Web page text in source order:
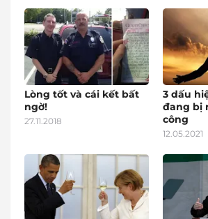
Lòng tốt và cái kết bất
ngờ!
27.11.2018
3 dấu
đang bị
công
12.05.2021